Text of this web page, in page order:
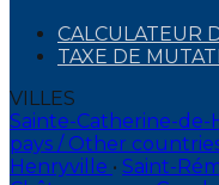
CALCULATEUR
TAXE DE
VILLES
Sainte-Catherine-de-
pays / Other
Henryville • Saint-